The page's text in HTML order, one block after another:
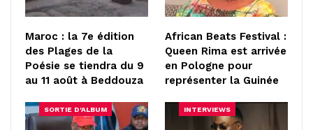
Maroc : la 7e édition
des Plages de la
Poésie se tiendra du 9
au 11 août à Beddouza
African Beats Festival :
Queen Rima est arrivée
en Pologne pour
représenter la Guinée
SORTIE D'ALBUM INTERVIEWS